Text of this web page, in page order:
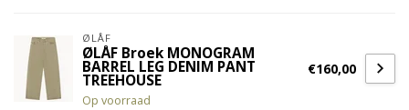
ØLÅF
ØLÅF Broek MONOGRAM
BARREL LEG DENIM PANT
TREEHOUSE
Op voorraad
€160,00